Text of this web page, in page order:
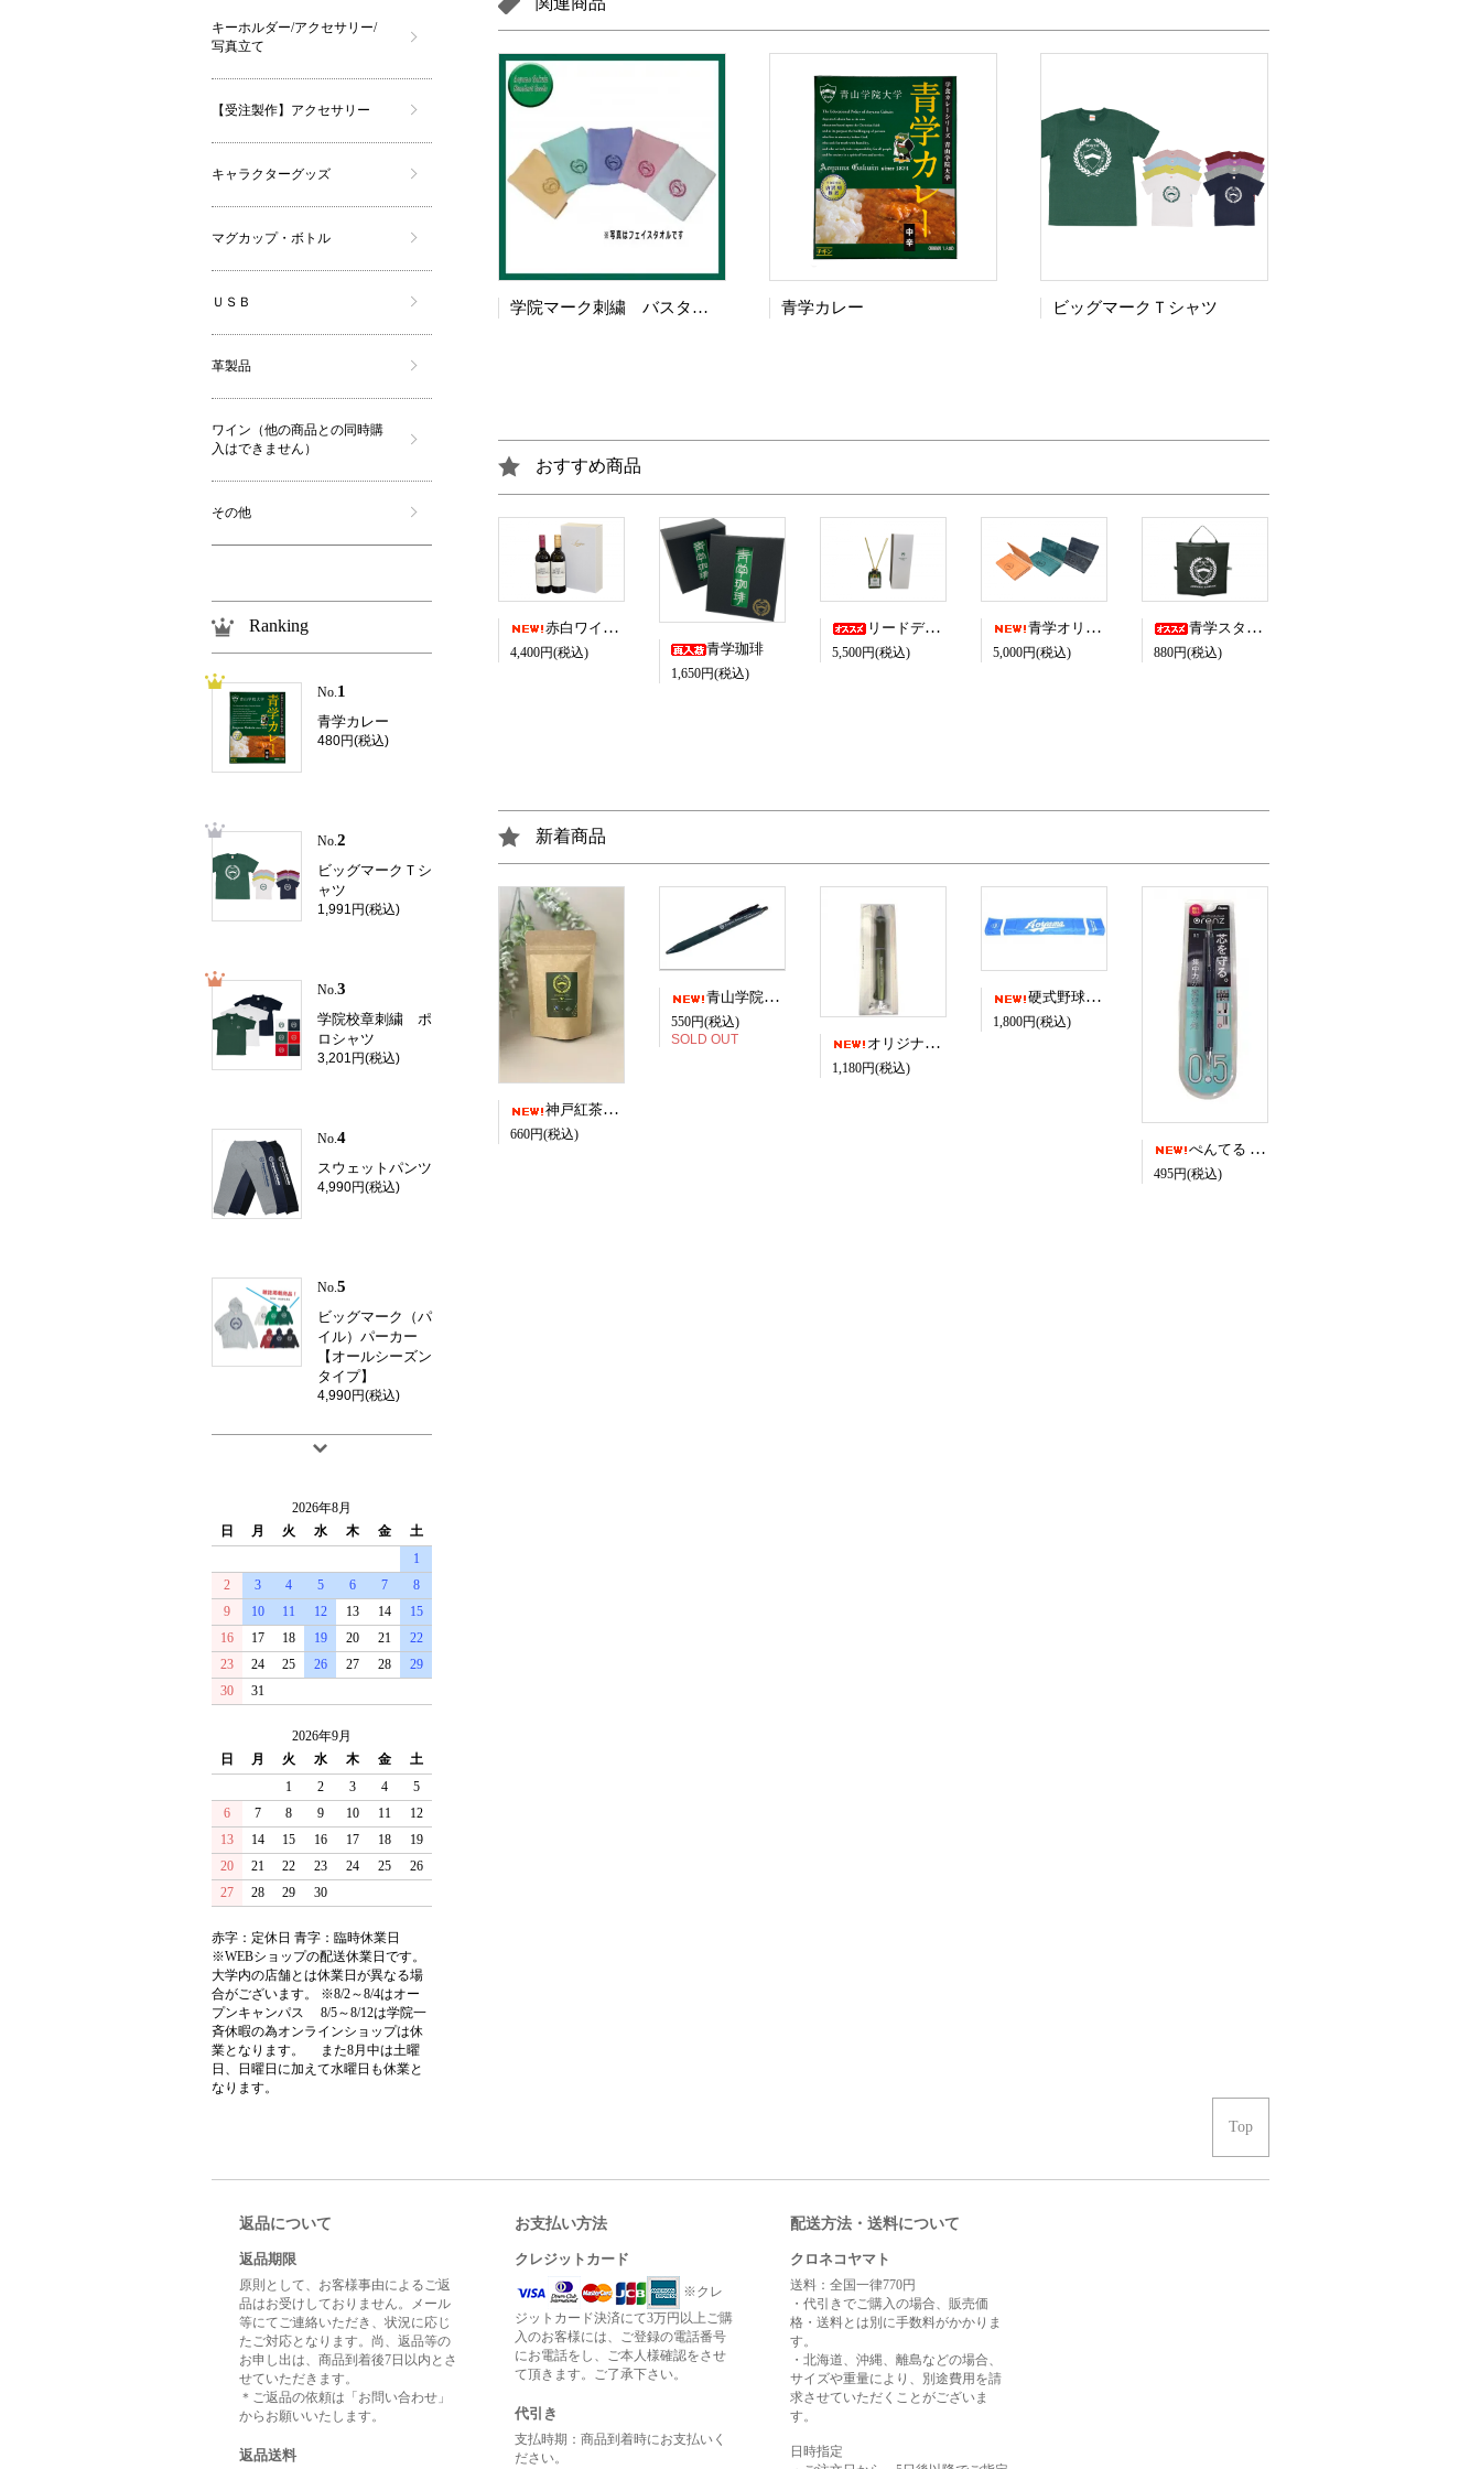
学院マーク刺繍 バスタオル 青学カレー ビッグマークＴシャツ
おすすめ商品
赤白ワイン2本セット（750ml×2本） ＊ワイン以外の同時購入はできません。
4,400円(税込) 青学珈琲
1,650円(税込)
リードディフューザー 青山学院の香り～Blessed Ivy～
5,500円(税込)
青学オリジナルイタリアンレザー名刺入れ
5,000円(税込)
青学スタジアムクッションシート
880円(税込)
新着商品
神戸紅茶リーフティー
660円(税込)
青山学院オリジナル ゼブラサラサクリップ 3本セット
550円(税込)
SOLD OUT
オリジナルパイロット Drグリップ
1,180円(税込)
硬式野球部マフラータオル
1,800円(税込)
ぺんてる 校名入りオリジナル ORENZ
495円(税込)
キーホルダー/アクセサリー/
写真立て
【受注製作】アクセサリー
キャラクターグッズ
マグカップ・ボトル
ＵＳＢ
革製品
ワイン（他の商品との同時購
入はできません）
その他
Ranking
No.1
青学カレー
480円(税込)
No.2
ビッグマークＴシ
ャツ
1,991円(税込)
No.3
学院校章刺繍 ポ
ロシャツ
3,201円(税込)
No. 4
スウェットパンツ
4,990円(税込)
No. 5
ビッグマーク（パ
イル）パーカー
【オールシーズン
タイプ】
4,990円(税込)
2026年8月
日
月 火 水 木 金
土
1
2
3 4 5 6 7
8
9
10 11 12 13 14
15
16
17 18 19 20 21
22
23
24 25 26 27 28
29
30
31
2026年9月
日
月 火 水 木 金
土
1
2 3 4
5
6
7 8 9 10 11
12
13
14 15 16 17 18
19
20
21 22 23 24 25
26
27
28 29 30
赤字：定休日 青字：臨時休業日
※WEBショップの配送休業日です。
大学内の店舗とは休業日が異なる場
合がございます。 ※8/2～8/4はオー
プンキャンパス 8/5～8/12は学院一
斉休暇の為オンラインショップは休
業となります。 また8月中は土曜
日、日曜日に加えて水曜日も休業と
なります。
Top
返品について
返品期限
原則として、お客様事由によるご返
品はお受けしておりません。メール
等にてご連絡いただき、状況に応じ
たご対応となります。尚、返品等の
お申し出は、商品到着後7日以内とさ
せていただきます。
＊ご返品の依頼は「お問い合わせ」
からお願いいたします。
返品送料
お支払い方法
クレジットカード
※クレ
ジットカード決済にて3万円以上ご購
入のお客様には、ご登録の電話番号
にお電話をし、ご本人様確認をさせ
て頂きます。ご了承下さい。
代引き
支払時期：商品到着時にお支払いく
ださい。
配送方法・送料について
クロネコヤマト
送料：全国一律770円
・代引きでご購入の場合、販売価
格・送料とは別に手数料がかかりま
す。
・北海道、沖縄、離島などの場合、
サイズや重量により、別途費用を請
求させていただくことがございま
す。
日時指定